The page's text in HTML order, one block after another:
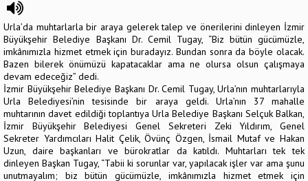
Urla’da muhtarlarla bir araya gelerek talep ve önerilerini dinleyen İzmir
Büyükşehir Belediye Başkanı Dr. Cemil Tugay, “Biz bütün gücümüzle,
imkânımızla hizmet etmek için buradayız. Bundan sonra da böyle olacak.
Bazen bilerek önümüzü kapatacaklar ama ne olursa olsun çalışmaya
devam edeceğiz” dedi.
İzmir Büyükşehir Belediye Başkanı Dr. Cemil Tugay, Urla’nın muhtarlarıyla
Urla Belediyesi’nin tesisinde bir araya geldi. Urla’nın 37 mahalle
muhtarının davet edildiği toplantıya Urla Belediye Başkanı Selçuk Balkan,
İzmir Büyükşehir Belediyesi Genel Sekreteri Zeki Yıldırım, Genel
Sekreter Yardımcıları Halit Çelik, Övünç Özgen, İsmail Mutaf ve Hakan
Uzun, daire başkanları ve bürokratlar da katıldı. Muhtarları tek tek
dinleyen Başkan Tugay, “Tabii ki sorunlar var, yapılacak işler var ama şunu
unutmayalım; biz bütün gücümüzle, imkânımızla hizmet etmek için